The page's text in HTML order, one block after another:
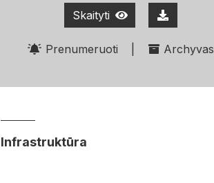
Skaityti
Prenumeruoti Archyvas
Infrastruktūra